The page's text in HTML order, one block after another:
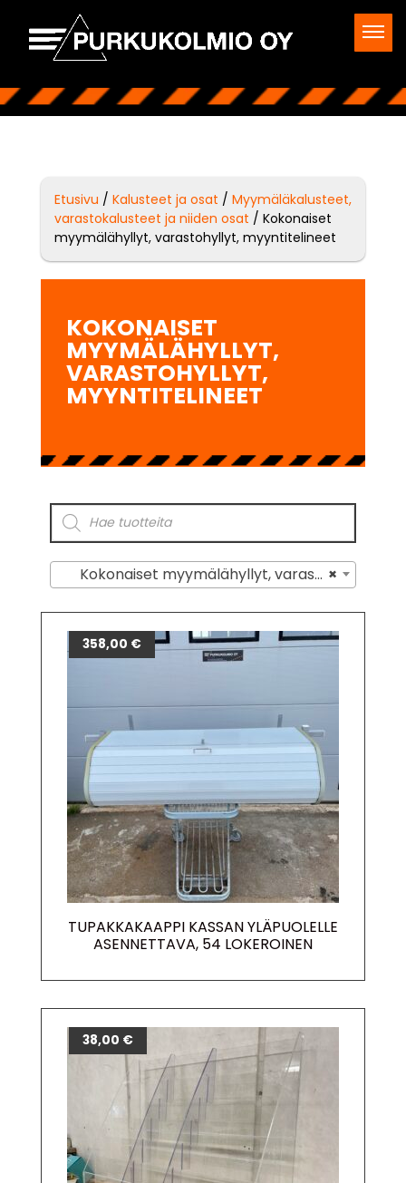
Etusivu / Kalusteet ja osat / Myymäläkalusteet,
varastokalusteet ja niiden osat / Kokonaiset
myymälähyllyt, varastohyllyt, myyntitelineet
KOKONAISET
MYYMÄLÄHYLLYT,
VARASTOHYLLYT,
MYYNTITELINEET
×
Kokonaiset myymälähyllyt, varastohyllyt, myyntitelineet
TUPAKKAKAAPPI KASSAN YLÄPUOLELLE
ASENNETTAVA, 54 LOKEROINEN
358,00 €
38,00 €